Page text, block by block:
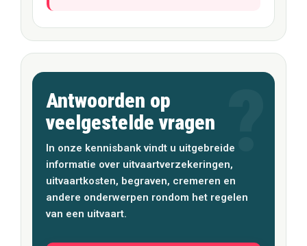
Antwoorden op
veelgestelde vragen
In onze kennisbank vindt u uitgebreide
informatie over uitvaartverzekeringen,
uitvaartkosten, begraven, cremeren en
andere onderwerpen rondom het regelen
van een uitvaart.